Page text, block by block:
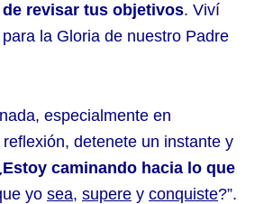
revisar tus objetivos. Viví
la Gloria de nuestro Padre
especialmente en
detenete un instante y
caminando hacia lo que
yo sea, supere y conquiste?”.